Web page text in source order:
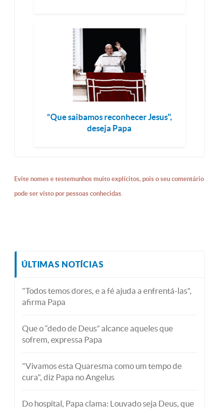
“Que saibamos reconhecer Jesus",
deseja Papa
Evite nomes e testemunhos muito explícitos, pois o seu comentário
pode ser visto por pessoas conhecidas.
ÚLTIMAS NOTÍCIAS
"Todos temos dores, e a fé ajuda a enfrentá-las",
afirma Papa
Que o “dedo de Deus” alcance aqueles que
sofrem, expressa Papa
"Vivamos esta Quaresma como um tempo de
cura", diz Papa no Angelus
Do hospital, Papa clama: Louvado seja Deus, que